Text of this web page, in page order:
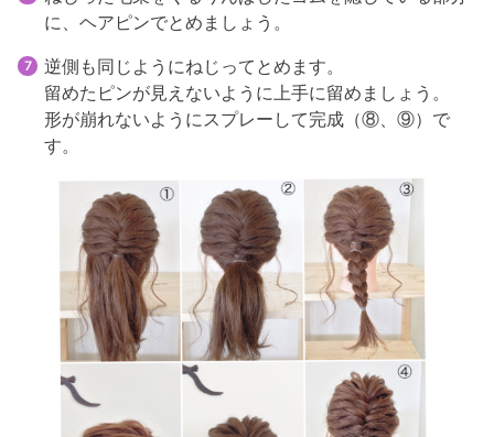
に、ヘアピンでとめましょう。
逆側も同じようにねじってとめます。
留めたピンが見えないように上手に留めましょう。
形が崩れないようにスプレーして完成（⑧、⑨）で
す。